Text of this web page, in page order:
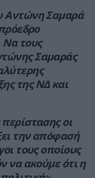
Αντώνη Σαμαρά
τους
Σαμαράς
της ΝΔ και
οι
την απόφασή
τους οποίους
να ακούμε ότι η